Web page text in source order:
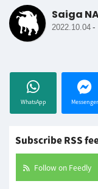
Saiga
2022.10.04 -
WhatsApp Messenger
Subscribe RSS
Follow on Feedly